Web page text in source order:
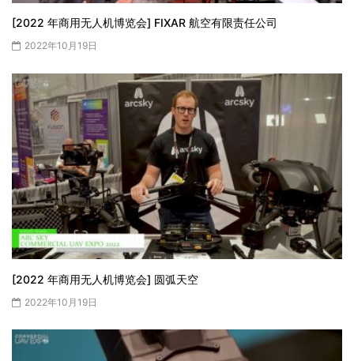
[2022 年商用无人机博览会] FIXAR 航空有限责任公司
2022年10月19日
[2022 年商用无人机博览会] 圆弧天空
2022年10月19日